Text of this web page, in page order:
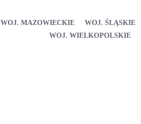
WOJ. MAZOWIECKIE WOJ. ŚLĄSKIE
WOJ. WIELKOPOLSKIE